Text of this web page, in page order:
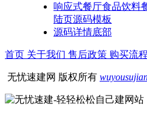
响应式餐厅食品饮料
陆页源码模板
源码详情底部
首页 关于我们 售后政策 购买流程
无忧速建网 版权所有